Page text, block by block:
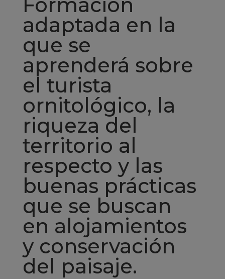
adaptada en la
que se
aprenderá sobre
el turista
ornitológico, la
riqueza del
territorio al
respecto y las
buenas prácticas
que se buscan
en alojamientos
y conservación
del paisaje.